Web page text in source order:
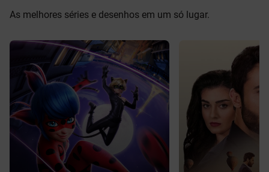
As melhores séries e desenhos em um só lugar.